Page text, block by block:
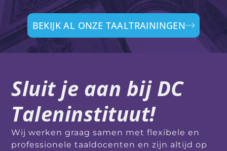
BEKIJK AL ONZE TAALTRAININGEN
Sluit je aan bij DC
Taleninstituut!
Wij werken graag samen met flexibele en
professionele taaldocenten en zijn altijd op